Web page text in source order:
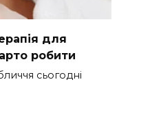
для
робити
сьогодні